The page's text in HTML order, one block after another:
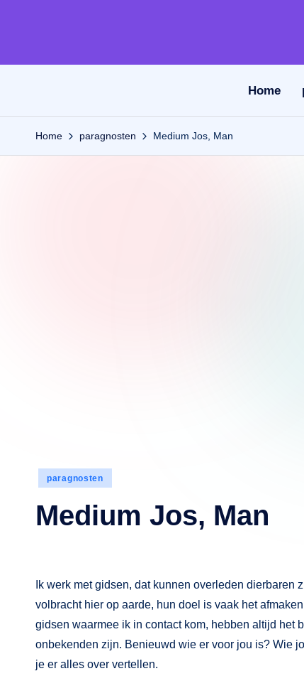
Home
Home paragnosten Medium Jos, Man
Geplaatst
paragnosten
Medium Jos, Man
Ik werk met gidsen, dat kunnen overleden
volbracht hier op aarde, hun doel is vaak het
gidsen waarmee ik in contact kom, hebben altijd het
onbekenden zijn. Benieuwd wie er voor jou is? Wie
je er alles over vertellen.